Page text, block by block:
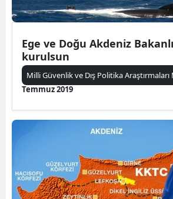
Ege ve Doğu Akdeniz
kurulsun
Milli Güvenlik ve Dış Politika
Temmuz 2019